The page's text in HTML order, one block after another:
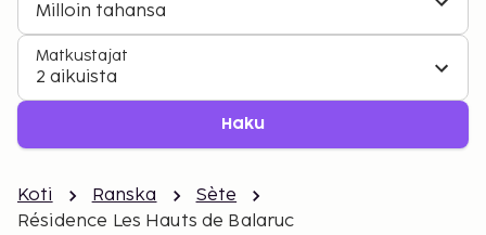
Milloin tahansa
Matkustajat
2 aikuista
Haku
Koti Ranska
Sète
Résidence Les Hauts de Balaruc